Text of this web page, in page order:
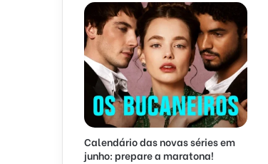
Calendário das novas séries em
junho: prepare a maratona!